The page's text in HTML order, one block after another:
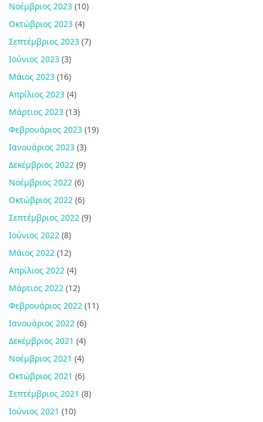
Νοέμβριος 2023 (10)
Οκτώβριος 2023 (4)
Σεπτέμβριος 2023 (7)
Ιούνιος 2023 (3)
Μάιος 2023 (16)
Απρίλιος 2023 (4)
Μάρτιος 2023 (13)
Φεβρουάριος 2023 (19)
Ιανουάριος 2023 (3)
Δεκέμβριος 2022 (9)
Νοέμβριος 2022 (6)
Οκτώβριος 2022 (6)
Σεπτέμβριος 2022 (9)
Ιούνιος 2022 (8)
Μάιος 2022 (12)
Απρίλιος 2022 (4)
Μάρτιος 2022 (12)
Φεβρουάριος 2022 (11)
Ιανουάριος 2022 (6)
Δεκέμβριος 2021 (4)
Νοέμβριος 2021 (4)
Οκτώβριος 2021 (6)
Σεπτέμβριος 2021 (8)
Ιούνιος 2021 (10)